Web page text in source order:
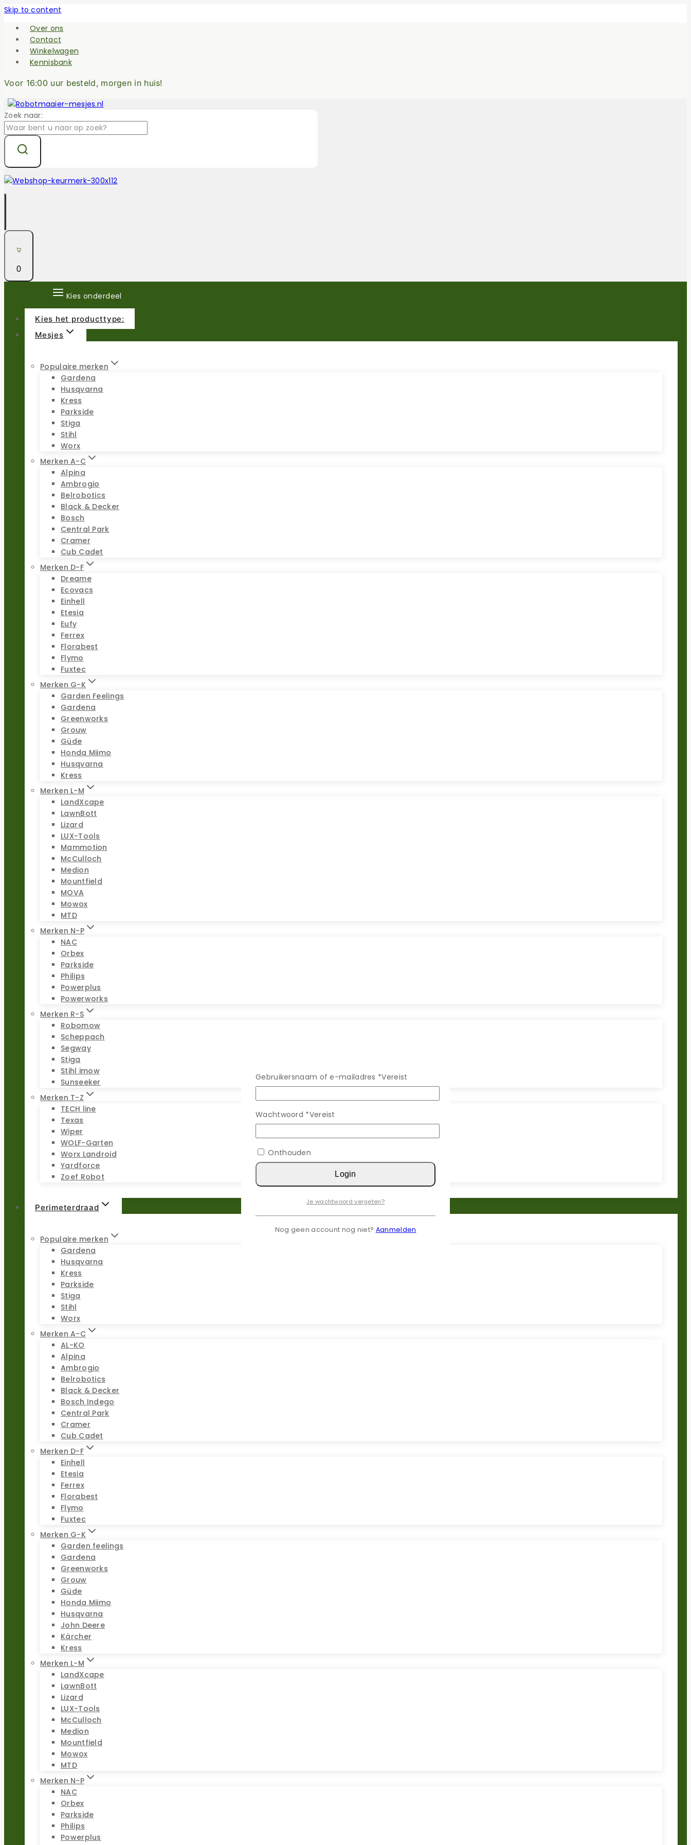
Skip to content
Over ons
Contact
Winkelwagen
Kennisbank
Voor 16:00 uur besteld, morgen in huis!
Zoek naar:
0
Kies onderdeel
Kies het producttype:
Mesjes
Populaire merken
Gardena
Husqvarna
Kress
Parkside
Stiga
Stihl
Worx
Merken A-C
Alpina
Ambrogio
Belrobotics
Black & Decker
Bosch
Central Park
Cramer
Cub Cadet
Merken D-F
Dreame
Ecovacs
Einhell
Etesia
Eufy
Ferrex
Florabest
Flymo
Fuxtec
Merken G-K
Garden Feelings
Gardena
Greenworks
Grouw
Güde
Honda Miimo
Husqvarna
Kress
Merken L-M
LandXcape
LawnBott
Lizard
LUX-Tools
Mammotion
McCulloch
Medion
Mountfield
MOVA
Mowox
MTD
Merken N-P
NAC
Orbex
Parkside
Philips
Powerplus
Powerworks
Merken R-S
Robomow
Scheppach
Segway
Stiga
Stihl imow
Sunseeker
Merken T-Z
TECH line
Texas
Wiper
WOLF-Garten
Worx Landroid
Yardforce
Zoef Robot
Perimeterdraad
Populaire merken
Gardena
Husqvarna
Kress
Parkside
Stiga
Stihl
Worx
Merken A-C
AL-KO
Alpina
Ambrogio
Belrobotics
Black & Decker
Bosch Indego
Central Park
Cramer
Cub Cadet
Merken D-F
Einhell
Etesia
Ferrex
Florabest
Flymo
Fuxtec
Merken G-K
Garden feelings
Gardena
Greenworks
Grouw
Güde
Honda Miimo
Husqvarna
John Deere
Kärcher
Kress
Merken L-M
LandXcape
LawnBott
Lizard
LUX-Tools
McCulloch
Medion
Mountfield
Mowox
MTD
Merken N-P
NAC
Orbex
Parkside
Philips
Powerplus
Gebruikersnaam of e-mailadres *Vereist
Wachtwoord *Vereist
Onthouden
Login
Je wachtwoord vergeten?
Nog geen account nog niet? Aanmelden